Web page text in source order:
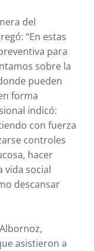
del
“En estas
para
sobre la
pueden
forma
indicó:
con fuerza
controles
hacer
vida social
descansar
asistieron a